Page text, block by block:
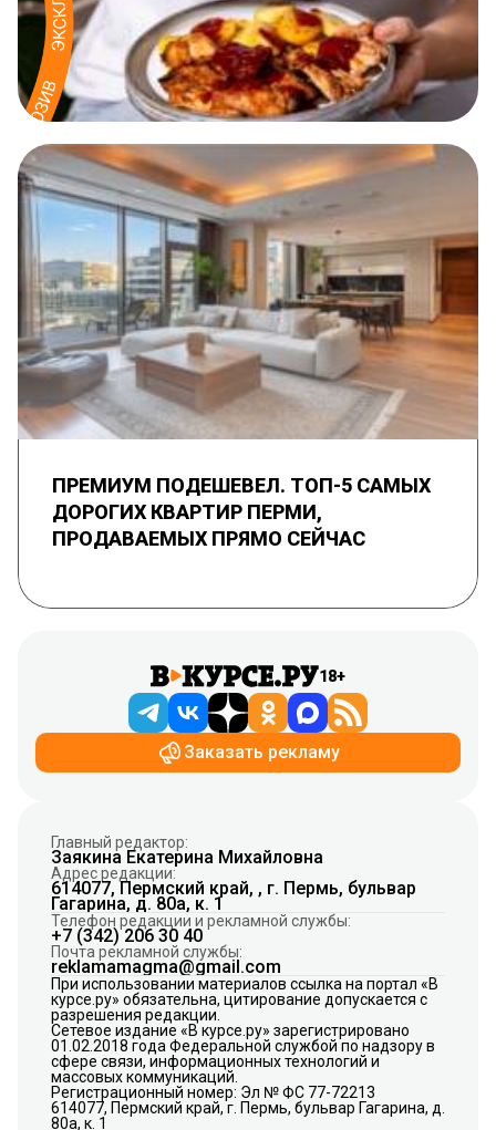
ПРЕМИУМ ПОДЕШЕВЕЛ. ТОП-5 САМЫХ
ДОРОГИХ КВАРТИР ПЕРМИ,
ПРОДАВАЕМЫХ ПРЯМО СЕЙЧАС
18+
Заказать рекламу
Главный редактор:
Заякина Екатерина Михайловна
Адрес редакции:
614077, Пермский край, , г. Пермь, бульвар
Гагарина, д. 80а, к. 1
Телефон редакции и рекламной службы:
+7 (342) 206 30 40
Почта рекламной службы:
reklamamagma@gmail.com
При использовании материалов ссылка на портал «В
курсе.ру» обязательна, цитирование допускается с
разрешения редакции.
Сетевое издание «В курсе.ру» зарегистрировано
01.02.2018 года Федеральной службой по надзору в
сфере связи, информационных технологий и
массовых коммуникаций.
Регистрационный номер: Эл № ФС 77-72213
614077, Пермский край, г. Пермь, бульвар Гагарина, д.
80а, к. 1